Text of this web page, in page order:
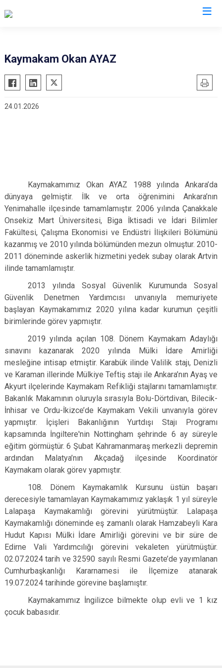
Kaymakam Okan AYAZ
24.01.2026
Kaymakamımız Okan AYAZ 1988 yılında Ankara’da
dünyaya gelmiştir. İlk ve orta öğrenimini Ankara’nın
Yenimahalle ilçesinde tamamlamıştır. 2006 yılında Çanakkale
Onsekiz Mart Üniversitesi, Biga İktisadi ve İdari Bilimler
Fakültesi, Çalışma Ekonomisi ve Endüstri İlişkileri Bölümünü
kazanmış ve 2010 yılında bölümünden mezun olmuştur. 2010-
2011 döneminde askerlik hizmetini yedek subay olarak Artvin
ilinde tamamlamıştır.
2013 yılında Sosyal Güvenlik Kurumunda Sosyal
Güvenlik Denetmen Yardımcısı unvanıyla memuriyete
başlayan Kaymakamımız 2020 yılına kadar kurumun çeşitli
birimlerinde görev yapmıştır.
2019 yılında açılan 108. Dönem Kaymakam Adaylığı
sınavını kazanarak 2020 yılında Mülki İdare Amirliği
mesleğine intisap etmiştir. Karabük ilinde Valilik stajı, Denizli
ve Karaman illerinde Mülkiye Teftiş stajı ile Ankara’nın Ayaş ve
Akyurt ilçelerinde Kaymakam Refikliği stajlarını tamamlamıştır.
Bakanlık Makamının oluruyla sırasıyla Bolu-Dörtdivan, Bilecik-
İnhisar ve Ordu-İkizce’de Kaymakam Vekili unvanıyla görev
yapmıştır. İçişleri Bakanlığının Yurtdışı Stajı Programı
kapsamında İngiltere'nin Nottingham şehrinde 6 ay süreyle
eğitim görmüştür. 6 Şubat Kahramanmaraş merkezli depremin
ardından Malatya’nın Akçadağ ilçesinde Koordinatör
Kaymakam olarak görev yapmıştır.
108. Dönem Kaymakamlık Kursunu üstün başarı
derecesiyle tamamlayan Kaymakamımız yaklaşık 1 yıl süreyle
Lalapaşa Kaymakamlığı görevini yürütmüştür. Lalapaşa
Kaymakamlığı döneminde eş zamanlı olarak Hamzabeyli Kara
Hudut Kapısı Mülki İdare Amirliği görevini ve bir süre de
Edirne Vali Yardımcılığı görevini vekaleten yürütmüştür.
02.07.2024 tarih ve 32590 sayılı Resmi Gazete’de yayımlanan
Cumhurbaşkanlığı Kararnamesi ile İlçemize atanarak
19.07.2024 tarihinde görevine başlamıştır.
Kaymakamımız İngilizce bilmekte olup evli ve 1 kız
çocuk babasıdır.